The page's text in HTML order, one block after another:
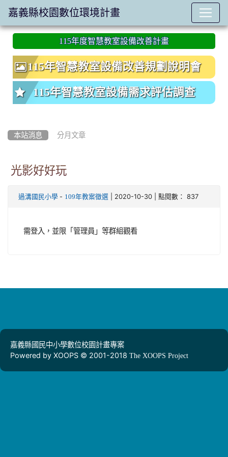
:::
115年度智慧教室設備改善計畫
115年智慧教室設備改善規劃說明會
115年智慧教室設備需求評估調查
本站消息 分月文章
光影好好玩
過溝國民小學 - 109年教案徵選 | 2020-10-30 | 點閱數： 837
需登入，並限「管理員」等群組觀看
嘉義縣國民中小學數位校園計畫專案
Powered by XOOPS © 2001-2018 The XOOPS Project
嘉義縣校園數位環境計畫